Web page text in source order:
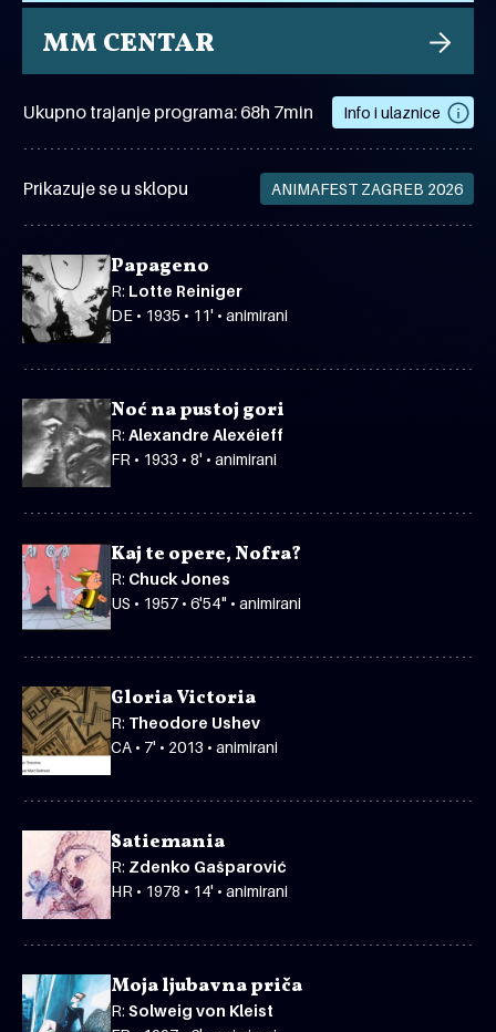
MM CENTAR
Ukupno trajanje programa: 68h 7min Info i ulaznice
Prikazuje se u sklopu ANIMAFEST ZAGREB 2026
Papageno
R: Lotte Reiniger
DE • 1935 • 11' • animirani
Noć na pustoj gori
R: Alexandre Alexéieff
FR • 1933 • 8' • animirani
Kaj te opere, Nofra?
R: Chuck Jones
US • 1957 • 6'54" • animirani
Gloria Victoria
R: Theodore Ushev
CA • 7' • 2013 • animirani
Satiemania
R: Zdenko Gašparović
HR • 1978 • 14' • animirani
Moja ljubavna priča
R: Solweig von Kleist